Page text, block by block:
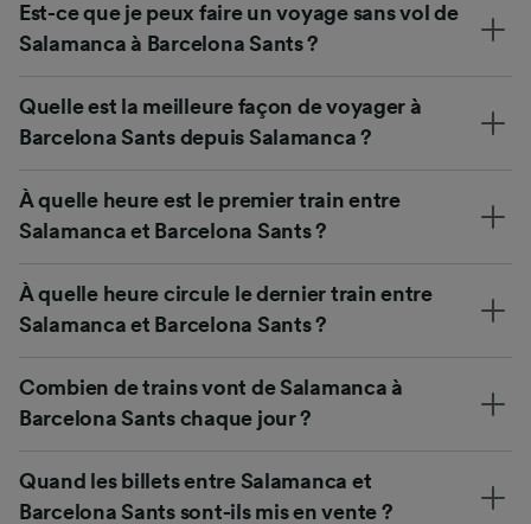
Est-ce que je peux faire un voyage sans vol de
Salamanca à Barcelona Sants ?
Quelle est la meilleure façon de voyager à
Barcelona Sants depuis Salamanca ?
À quelle heure est le premier train entre
Salamanca et Barcelona Sants ?
À quelle heure circule le dernier train entre
Salamanca et Barcelona Sants ?
Combien de trains vont de Salamanca à
Barcelona Sants chaque jour ?
Quand les billets entre Salamanca et
Barcelona Sants sont-ils mis en vente ?